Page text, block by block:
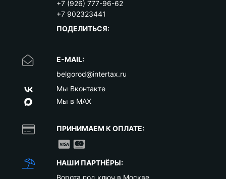
+7 (926) 777-96-62
+7 902323441
ПОДЕЛИТЬСЯ:
E-MAIL:
belgorod@intertax.ru
Мы Вконтакте
Мы в MAX
ПРИНИМАЕМ К ОПЛАТЕ:
НАШИ ПАРТНЁРЫ:
Ворота под ключ в Москве